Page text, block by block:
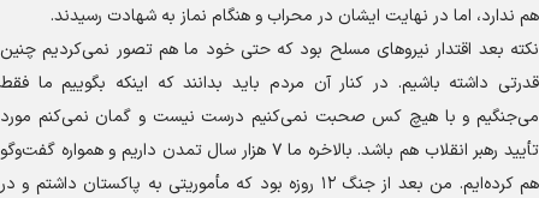
هم ندارد، اما در نهایت ایشان در محراب و هنگام نماز به شهادت رسیدند.
نکته بعد اقتدار نیرو‌های مسلح بود که حتی خود ما هم تصور نمی‌کردیم چنین
قدرتی داشته باشیم. در کنار آن مردم باید بدانند که اینکه بگوییم ما فقط
می‌جنگیم و با هیچ کس صحبت نمی‌کنیم درست نیست و گمان نمی‌کنم مورد
تأیید رهبر انقلاب هم باشد. بالاخره ما ۷ هزار سال تمدن داریم و همواره گفت‌و‌گو
هم کرده‌ایم. من بعد از جنگ ۱۲ روزه بود که مأموریتی به پاکستان داشتم و در